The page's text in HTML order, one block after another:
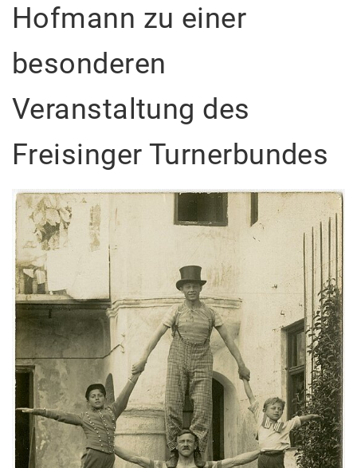
Hofmann zu einer
besonderen
Veranstaltung des
Freisinger Turnerbundes